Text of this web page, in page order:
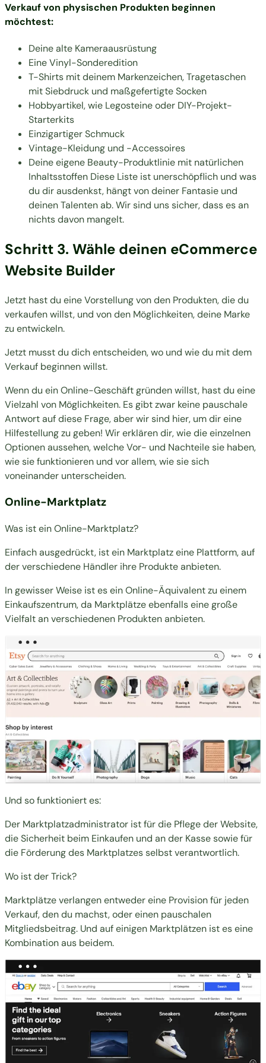
Verkauf von physischen Produkten beginnen
möchtest:
Deine alte Kameraausrüstung
Eine Vinyl-Sonderedition
T-Shirts mit deinem Markenzeichen, Tragetaschen
mit Siebdruck und maßgefertigte Socken
Hobbyartikel, wie Legosteine oder DIY-Projekt-
Starterkits
Einzigartiger Schmuck
Vintage-Kleidung und -Accessoires
Deine eigene Beauty-Produktlinie mit natürlichen
Inhaltsstoffen Diese Liste ist unerschöpflich und was
du dir ausdenkst, hängt von deiner Fantasie und
deinen Talenten ab. Wir sind uns sicher, dass es an
nichts davon mangelt.
Schritt 3. Wähle deinen eCommerce
Website Builder
Jetzt hast du eine Vorstellung von den Produkten, die du
verkaufen willst, und von den Möglichkeiten, deine Marke
zu entwickeln.
Jetzt musst du dich entscheiden, wo und wie du mit dem
Verkauf beginnen willst.
Wenn du ein Online-Geschäft gründen willst, hast du eine
Vielzahl von Möglichkeiten. Es gibt zwar keine pauschale
Antwort auf diese Frage, aber wir sind hier, um dir eine
Hilfestellung zu geben! Wir erklären dir, wie die einzelnen
Optionen aussehen, welche Vor- und Nachteile sie haben,
wie sie funktionieren und vor allem, wie sie sich
voneinander unterscheiden.
Online-Marktplatz
Was ist ein Online-Marktplatz?
Einfach ausgedrückt, ist ein Marktplatz eine Plattform, auf
der verschiedene Händler ihre Produkte anbieten.
In gewisser Weise ist es ein Online-Äquivalent zu einem
Einkaufszentrum, da Marktplätze ebenfalls eine große
Vielfalt an verschiedenen Produkten anbieten.
Und so funktioniert es:
Der Marktplatzadministrator ist für die Pflege der Website,
die Sicherheit beim Einkaufen und an der Kasse sowie für
die Förderung des Marktplatzes selbst verantwortlich.
Wo ist der Trick?
Marktplätze verlangen entweder eine Provision für jeden
Verkauf, den du machst, oder einen pauschalen
Mitgliedsbeitrag. Und auf einigen Marktplätzen ist es eine
Kombination aus beidem.